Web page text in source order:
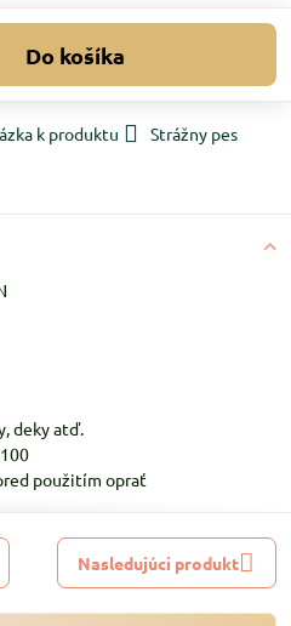
Do košíka
k produktu
Strážny pes
deky atď.
použitím oprať
Nasledujúci produkt